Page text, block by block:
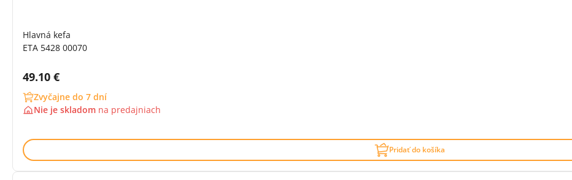
Hlavná kefa
ETA 5428 00070
Cena s DPH:
49.10 €
Zvyčajne do 7 dní
Nie je skladom na predajniach
Pridať do košíka